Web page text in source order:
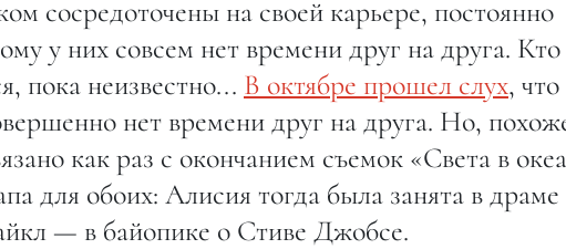
сосредоточены на своей карьере, постоянно
у них совсем нет времени друг на друга. Кто
пока неизвестно... В октябре прошел слух,
нет времени друг на друга. Но,
как раз с окончанием съемок «Света в
для обоих: Алисия тогда была занята в драме
— в байопике о Стиве Джобсе.